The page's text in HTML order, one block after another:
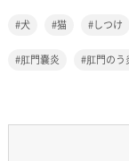
犬 猫 しつけ
肛門嚢炎 肛門のう